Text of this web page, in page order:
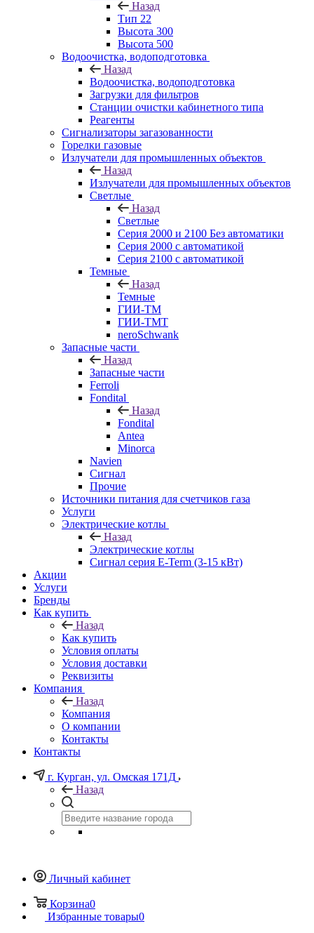
Назад
Тип 22
Высота 300
Высота 500
Водоочистка, водоподготовка
Назад
Водоочистка, водоподготовка
Загрузки для фильтров
Станции очистки кабинетного типа
Реагенты
Сигнализаторы загазованности
Горелки газовые
Излучатели для промышленных объектов
Назад
Излучатели для промышленных объектов
Светлые
Назад
Светлые
Серия 2000 и 2100 Без автоматики
Серия 2000 с автоматикой
Серия 2100 с автоматикой
Темные
Назад
Темные
ГИИ-ТМ
ГИИ-ТМТ
neroSchwank
Запасные части
Назад
Запасные части
Ferroli
Fondital
Назад
Fondital
Antea
Minorca
Navien
Сигнал
Прочие
Источники питания для счетчиков газа
Услуги
Электрические котлы
Назад
Электрические котлы
Сигнал серия E-Term (3-15 кВт)
Акции
Услуги
Бренды
Как купить
Назад
Как купить
Условия оплаты
Условия доставки
Реквизиты
Компания
Назад
Компания
О компании
Контакты
Контакты
г. Курган, ул. Омская 171Д
Назад
Личный кабинет
Корзина0
Избранные товары0